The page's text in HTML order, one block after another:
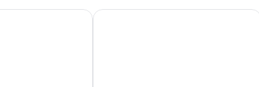
Chambre
JS Luwansa Hotel and Convention